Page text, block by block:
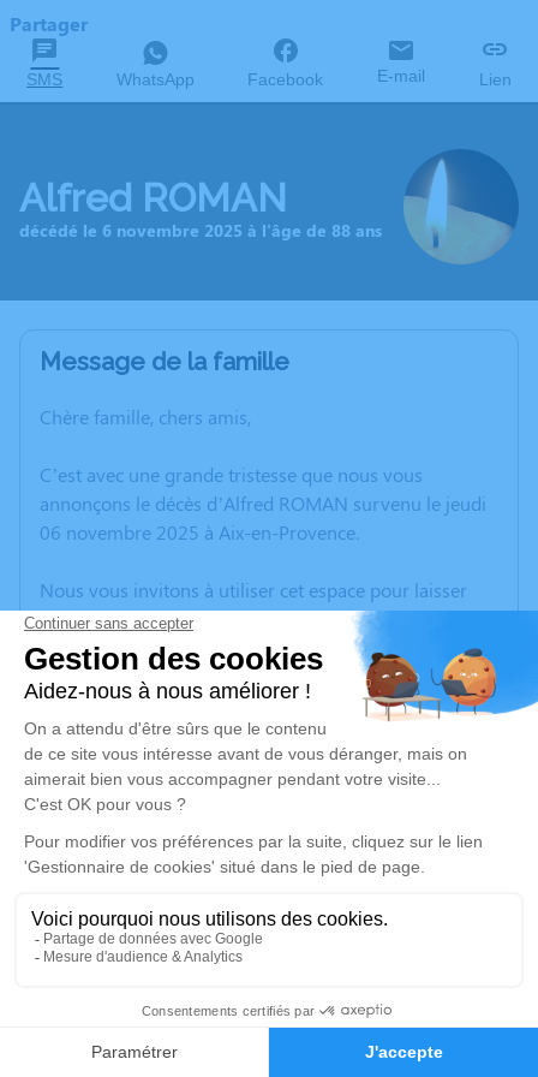
Faire-part Hommages
Partager
SMS WhatsApp Facebook E-mail Lien
Alfred ROMAN
décédé le 6 novembre 2025 à l'âge de 88 ans
Message de la famille
Chère famille, chers amis,
C’est avec une grande tristesse que nous vous
annonçons le décès d’Alfred ROMAN survenu le jeudi
06 novembre 2025 à Aix-en-Provence.
Nous vous invitons à utiliser cet espace pour laisser
vos condoléances, partager des photos souvenirs, une
anecdote ou exprimer vos pensées à travers des
poèmes ou des textes. Cet endroit est un lieu
d'expression dédié à honorer la mémoire d’Alfred
ROMAN.
Un service de plantation d’arbre hommage est
disponible ici.
Je rends hommage
Cérémonie religieuse
Paroisse de Biver de Gardanne
188, Rue des Rosiers